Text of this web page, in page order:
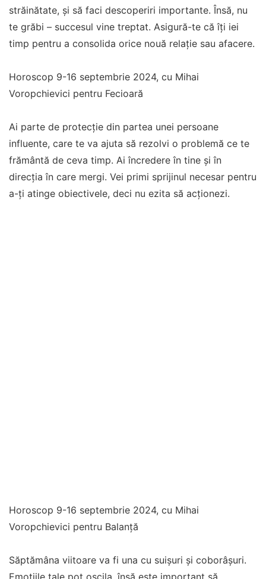
străinătate, și să faci descoperiri importante. Însă, nu
te grăbi – succesul vine treptat. Asigură-te că îți iei
timp pentru a consolida orice nouă relație sau afacere.
Horoscop 9-16 septembrie 2024, cu Mihai
Voropchievici pentru Fecioară
Ai parte de protecție din partea unei persoane
influente, care te va ajuta să rezolvi o problemă ce te
frământă de ceva timp. Ai încredere în tine și în
direcția în care mergi. Vei primi sprijinul necesar pentru
a-ți atinge obiectivele, deci nu ezita să acționezi.
Horoscop 9-16 septembrie 2024, cu Mihai
Voropchievici pentru Balanţă
Săptămâna viitoare va fi una cu suișuri și coborâșuri.
Emoțiile tale pot oscila, însă este important să